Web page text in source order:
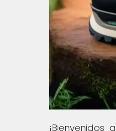
¡Bienvenidos a